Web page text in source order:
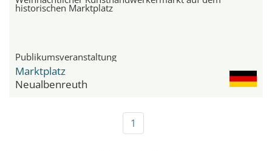
historischen Marktplatz
Publikumsveranstaltung
Marktplatz
Neualbenreuth
1